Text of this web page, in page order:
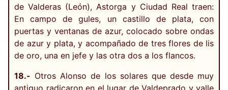
de Valderas (León), Astorga y Ciudad Real traen:
En campo de gules, un castillo de plata, con
puertas y ventanas de azur, colocado sobre ondas
de azur y plata, y acompañado de tres flores de lis
de oro, una en jefe y las otra dos a los flancos.
18.- Otros Alonso de los solares que desde muy
antiguo radicaron en el lugar de Valdeprado y valle